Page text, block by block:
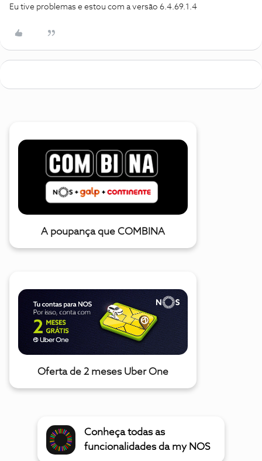
Eu tive problemas e estou com a versão 6.4.69.1.4
A poupança que COMBINA
Oferta de 2 meses Uber One
Conheça todas as
funcionalidades da my NOS